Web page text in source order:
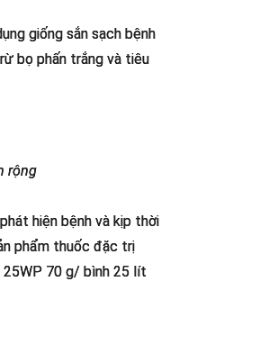
giống sắn sạch bệnh
bọ phấn trắng và tiêu
rộng
hiện bệnh và kịp thời
phẩm thuốc đặc trị
25WP 70 g/ bình 25 lít